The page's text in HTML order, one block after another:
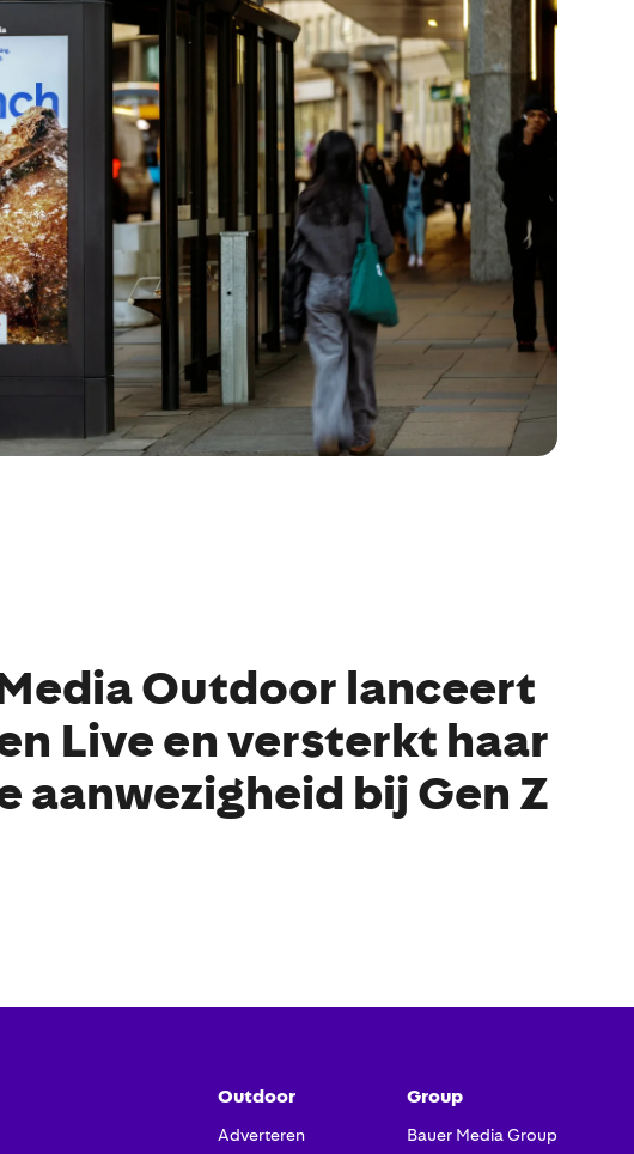
Outdoor lanceert
Live en versterkt haar
aanwezigheid bij Gen Z
Outdoor
Adverteren
Group
Bauer Media Group